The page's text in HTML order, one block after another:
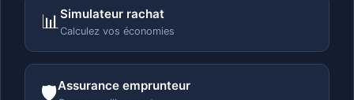
📊Simulateur rachat
Calculez vos économies
🛡️Assurance emprunteur